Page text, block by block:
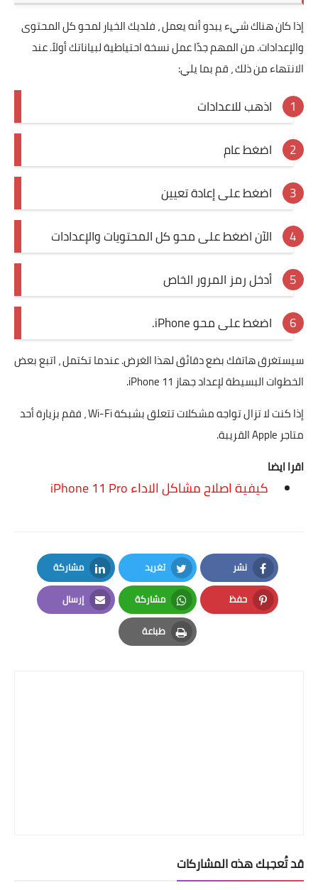
إذا كان هناك شيء يبدو أنه يعمل ، فلديك الخيار لمحو كل المحتوى
والإعدادات. من المهم جدًا عمل نسخة احتياطية لبياناتك أولاً. عند
الانتهاء من ذلك ، قم بما يلي:
اذهب للاعدادات
اضغط عام
اضغط على إعادة تعيين
الآن اضغط على محو كل المحتويات والإعدادات
أدخل رمز المرور الخاص
اضغط على محو iPhone.
سيستغرق هاتفك بضع دقائق لهذا الغرض. عندما تكتمل ، اتبع بعض
الخطوات البسيطة لإعداد جهاز iPhone 11.
إذا كنت لا تزال تواجه مشكلات تتعلق بشبكة Wi-Fi ، فقم بزيارة أحد
متاجر Apple القريبة.
اقرا ايضا
كيفية اصلاح مشاكل الاداء iPhone 11 Pro
نشر
Facebook
تغريد
Twitter
مشاركة
LinkedIn
حفظ
Pinterest
مشاركة
Whatsapp
إرسال
Email
طباعة
Print
قد تُعجبك هذه المشاركات